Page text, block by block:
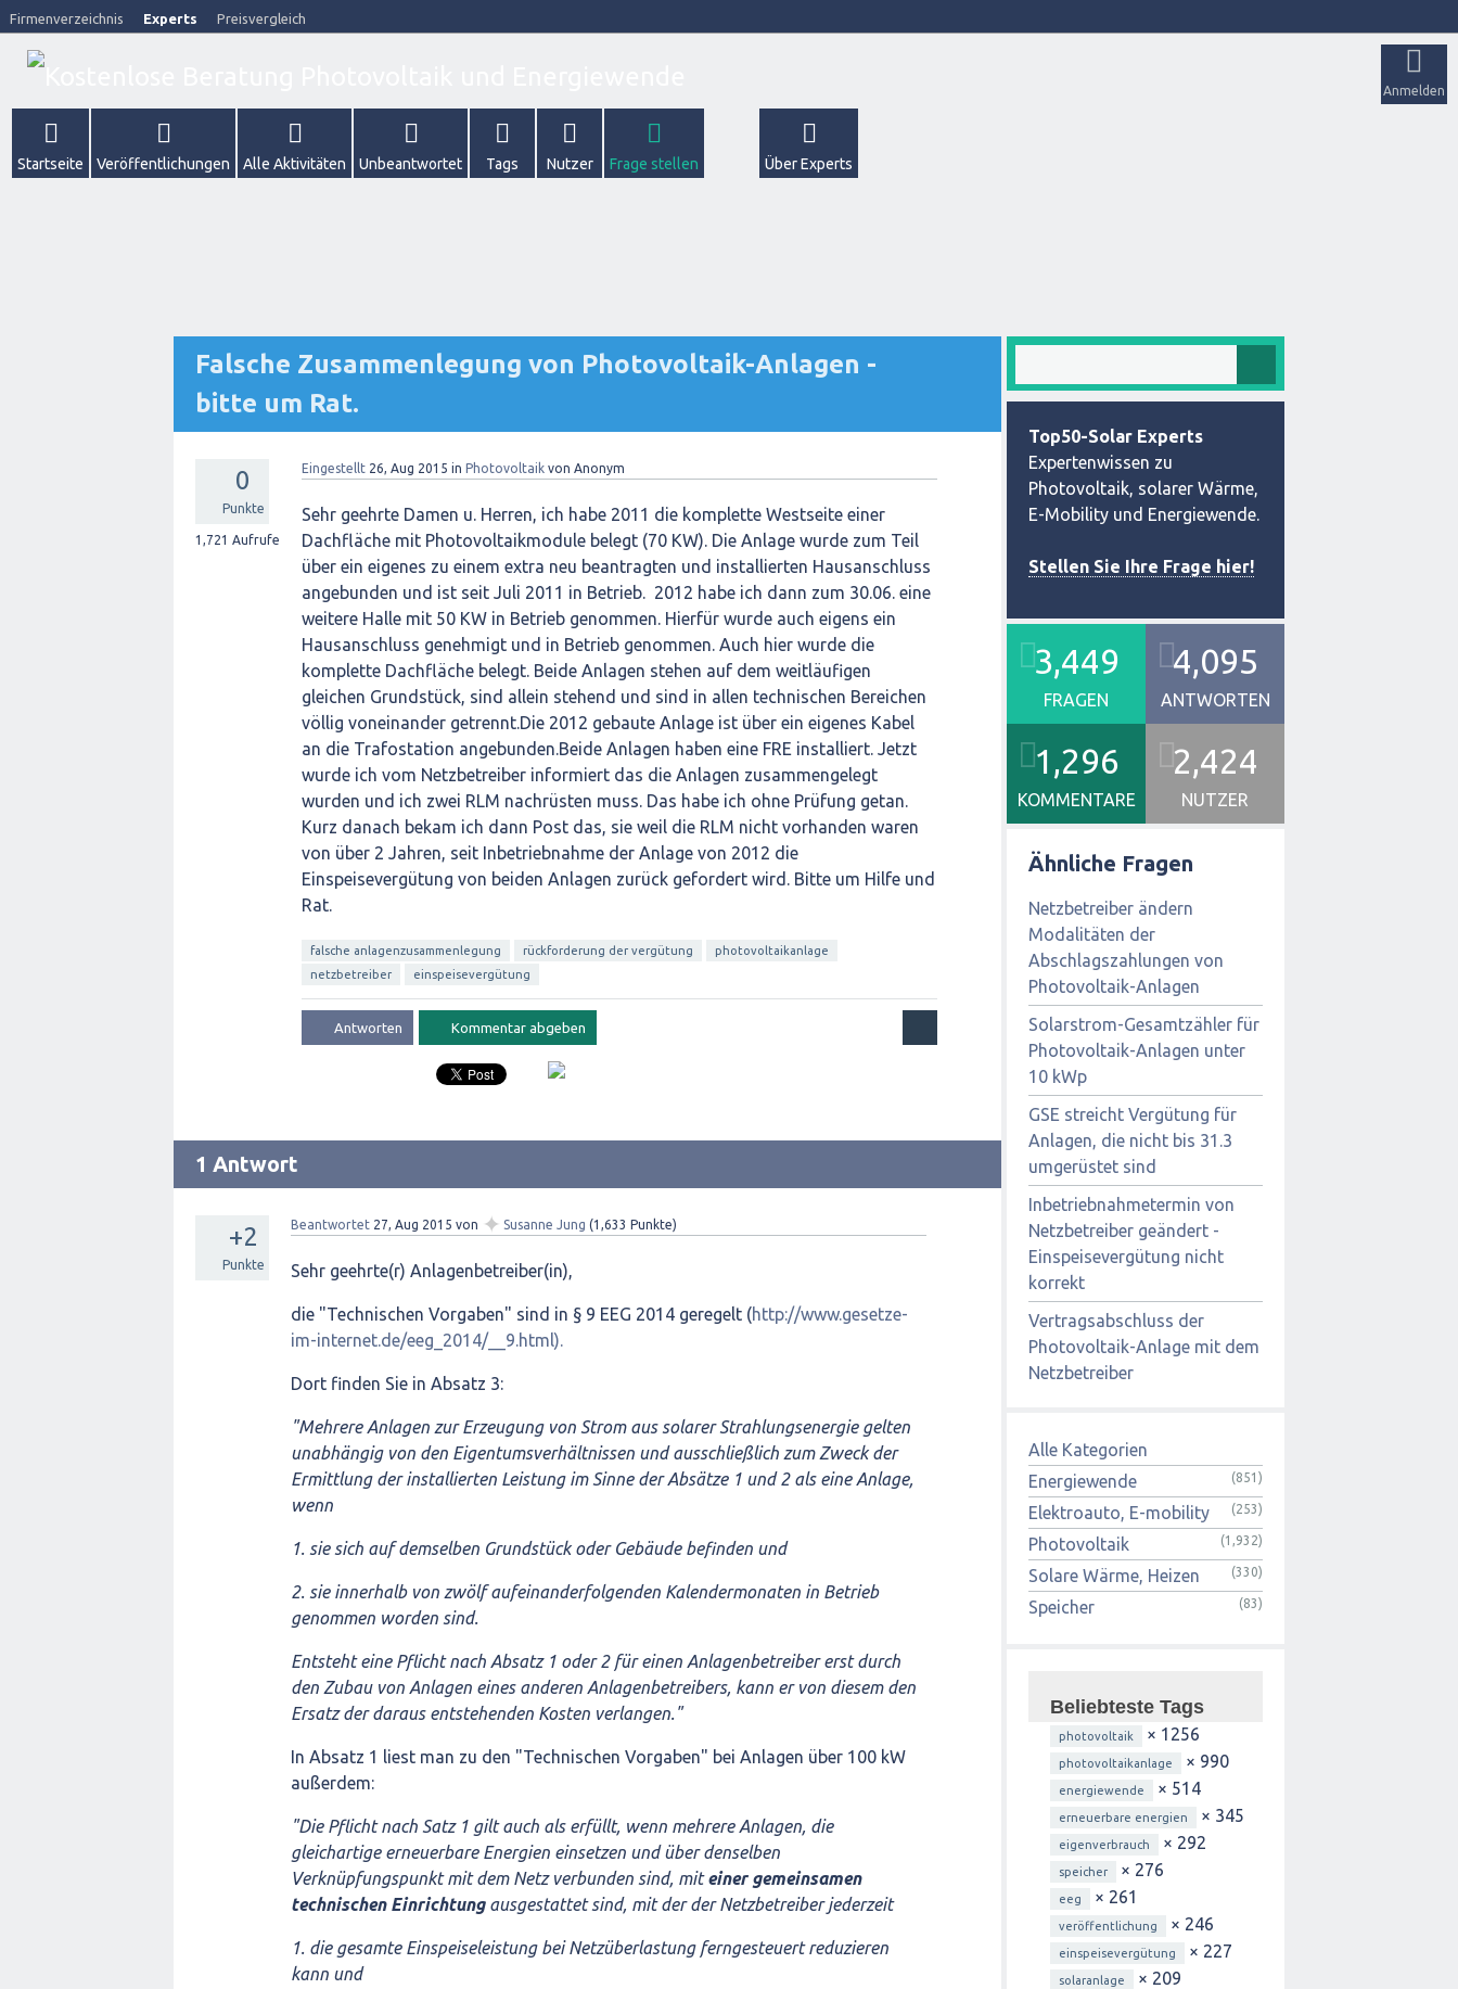
Firmenverzeichnis Experts Preisvergleich
Anmelden
Startseite Veröffentlichungen Alle Aktivitäten Unbeantwortet Tags Nutzer Frage stellen Über Experts
Falsche Zusammenlegung von Photovoltaik-Anlagen -
bitte um Rat.
0
Punkte
1,721 Aufrufe
Eingestellt 26, Aug 2015 in Photovoltaik von Anonym
Sehr geehrte Damen u. Herren, ich habe 2011 die komplette Westseite einer
Dachfläche mit Photovoltaikmodule belegt (70 KW). Die Anlage wurde zum Teil
über ein eigenes zu einem extra neu beantragten und installierten Hausanschluss
angebunden und ist seit Juli 2011 in Betrieb. 2012 habe ich dann zum 30.06. eine
weitere Halle mit 50 KW in Betrieb genommen. Hierfür wurde auch eigens ein
Hausanschluss genehmigt und in Betrieb genommen. Auch hier wurde die
komplette Dachfläche belegt. Beide Anlagen stehen auf dem weitläufigen
gleichen Grundstück, sind allein stehend und sind in allen technischen Bereichen
völlig voneinander getrennt.Die 2012 gebaute Anlage ist über ein eigenes Kabel
an die Trafostation angebunden.Beide Anlagen haben eine FRE installiert. Jetzt
wurde ich vom Netzbetreiber informiert das die Anlagen zusammengelegt
wurden und ich zwei RLM nachrüsten muss. Das habe ich ohne Prüfung getan.
Kurz danach bekam ich dann Post das, sie weil die RLM nicht vorhanden waren
von über 2 Jahren, seit Inbetriebnahme der Anlage von 2012 die
Einspeisevergütung von beiden Anlagen zurück gefordert wird. Bitte um Hilfe und
Rat.
falsche anlagenzusammenlegung rückforderung der vergütung
photovoltaikanlage
netzbetreiber
einspeisevergütung
1 Antwort
+2
Punkte
Beantwortet 27, Aug 2015 von ✦ Susanne Jung (1,633 Punkte)
Sehr geehrte(r) Anlagenbetreiber(in),
die "Technischen Vorgaben" sind in § 9 EEG 2014 geregelt (http://www.gesetze-
im-internet.de/eeg_2014/__9.html).
Dort finden Sie in Absatz 3:
"Mehrere Anlagen zur Erzeugung von Strom aus solarer Strahlungsenergie gelten
unabhängig von den Eigentumsverhältnissen und ausschließlich zum Zweck der
Ermittlung der installierten Leistung im Sinne der Absätze 1 und 2 als eine Anlage,
wenn
1. sie sich auf demselben Grundstück oder Gebäude befinden und
2. sie innerhalb von zwölf aufeinanderfolgenden Kalendermonaten in Betrieb
genommen worden sind.
Entsteht eine Pflicht nach Absatz 1 oder 2 für einen Anlagenbetreiber erst durch
den Zubau von Anlagen eines anderen Anlagenbetreibers, kann er von diesem den
Ersatz der daraus entstehenden Kosten verlangen."
In Absatz 1 liest man zu den "Technischen Vorgaben" bei Anlagen über 100 kW
außerdem:
"Die Pflicht nach Satz 1 gilt auch als erfüllt, wenn mehrere Anlagen, die
gleichartige erneuerbare Energien einsetzen und über denselben
Verknüpfungspunkt mit dem Netz verbunden sind, miteiner gemeinsamen
technischen Einrichtungausgestattet sind, mit der der Netzbetreiber jederzeit
1. die gesamte Einspeiseleistung bei Netzüberlastung ferngesteuert reduzieren
kann und
Top50-Solar Experts
Expertenwissen zu
Photovoltaik, solarer Wärme,
E-Mobility und Energiewende.
Stellen Sie Ihre Frage hier!
3,449
FRAGEN
4,095
ANTWORTEN
1,296
KOMMENTARE
2,424
NUTZER
Ähnliche Fragen
Netzbetreiber ändern
Modalitäten der
Abschlagszahlungen von
Photovoltaik-Anlagen
Solarstrom-Gesamtzähler für
Photovoltaik-Anlagen unter
10 kWp
GSE streicht Vergütung für
Anlagen, die nicht bis 31.3
umgerüstet sind
Inbetriebnahmetermin von
Netzbetreiber geändert -
Einspeisevergütung nicht
korrekt
Vertragsabschluss der
Photovoltaik-Anlage mit dem
Netzbetreiber
Alle Kategorien
Energiewende
(851)
Elektroauto, E-mobility (253)
Photovoltaik (1,932)
Solare Wärme, Heizen (330)
Speicher (83)
Beliebteste Tags
photovoltaik × 1256
photovoltaikanlage × 990
energiewende × 514
erneuerbare energien × 345
eigenverbrauch × 292
speicher × 276
eeg × 261
veröffentlichung × 246
einspeisevergütung × 227
solaranlage × 209